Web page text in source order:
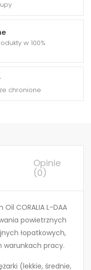
w 100%
chronione
Opinie
(0)
CORALIA L-DAA
powietrznych
łopatkowych,
warunkach pracy.
(lekkie, średnie,